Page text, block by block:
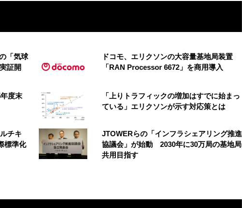
「気球
証開
ドコモ、エリクソンの大容量基地局装置
「RAN Processor 6672」を商用導入
度末
「上りトラフィックの増加はすでに始まっ
ている」エリクソンが示す対応策とは
チキ
標準化
JTOWERらの「インフラシェアリング推進
協議会」が始動 2030年に30万局の基地局
共用目指す